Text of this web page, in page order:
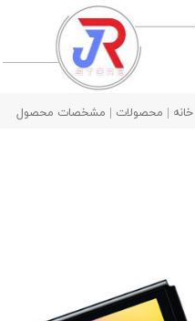
خانه | محصولات | مشخصات محصول